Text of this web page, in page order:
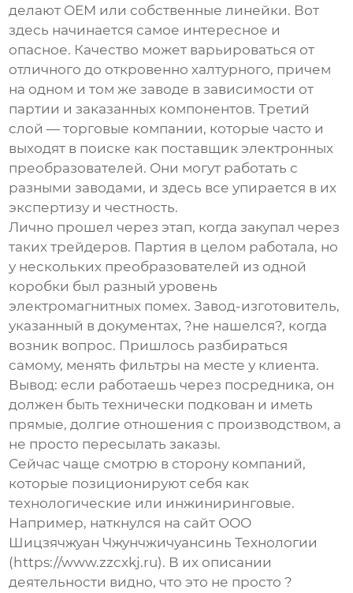
делают OEM или собственные линейки. Вот
здесь начинается самое интересное и
опасное. Качество может варьироваться от
отличного до откровенно халтурного, причем
на одном и том же заводе в зависимости от
партии и заказанных компонентов. Третий
слой — торговые компании, которые часто и
выходят в поиске как поставщик электронных
преобразователей. Они могут работать с
разными заводами, и здесь все упирается в их
экспертизу и честность.
Лично прошел через этап, когда закупал через
таких трейдеров. Партия в целом работала, но
у нескольких преобразователей из одной
коробки был разный уровень
электромагнитных помех. Завод-изготовитель,
указанный в документах, ?не нашелся?, когда
возник вопрос. Пришлось разбираться
самому, менять фильтры на месте у клиента.
Вывод: если работаешь через посредника, он
должен быть технически подкован и иметь
прямые, долгие отношения с производством, а
не просто пересылать заказы.
Сейчас чаще смотрю в сторону компаний,
которые позиционируют себя как
технологические или инжиниринговые.
Например, наткнулся на сайт ООО
Шицзячжуан Чжунчжичуансинь Технологии
(https://www.zzcxkj.ru). В их описании
деятельности видно, что это не просто ?